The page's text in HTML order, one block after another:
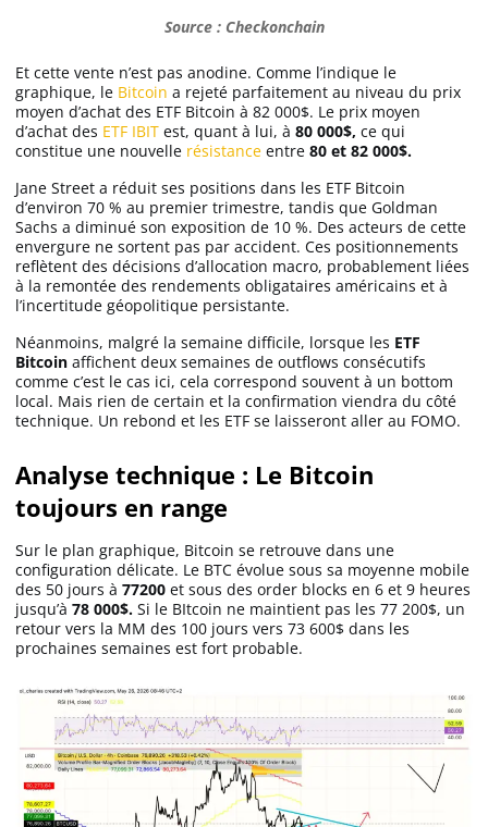
Source : Checkonchain
Et cette vente n’est pas anodine. Comme l’indique le
graphique, le Bitcoin a rejeté parfaitement au niveau du prix
moyen d’achat des ETF Bitcoin à 82 000$. Le prix moyen
d’achat des ETF IBIT est, quant à lui, à 80 000$, ce qui
constitue une nouvelle résistance entre 80 et 82 000$.
Jane Street a réduit ses positions dans les ETF Bitcoin
d’environ 70 % au premier trimestre, tandis que Goldman
Sachs a diminué son exposition de 10 %. Des acteurs de cette
envergure ne sortent pas par accident. Ces positionnements
reflètent des décisions d’allocation macro, probablement liées
à la remontée des rendements obligataires américains et à
l’incertitude géopolitique persistante.
Néanmoins, malgré la semaine difficile, lorsque les ETF
Bitcoin affichent deux semaines de outflows consécutifs
comme c’est le cas ici, cela correspond souvent à un bottom
local. Mais rien de certain et la confirmation viendra du côté
technique. Un rebond et les ETF se laisseront aller au FOMO.
Analyse technique : Le Bitcoin
toujours en range
Sur le plan graphique, Bitcoin se retrouve dans une
configuration délicate. Le BTC évolue sous sa moyenne mobile
des 50 jours à 77200 et sous des order blocks en 6 et 9 heures
jusqu’à 78 000$. Si le BItcoin ne maintient pas les 77 200$, un
retour vers la MM des 100 jours vers 73 600$ dans les
prochaines semaines est fort probable.